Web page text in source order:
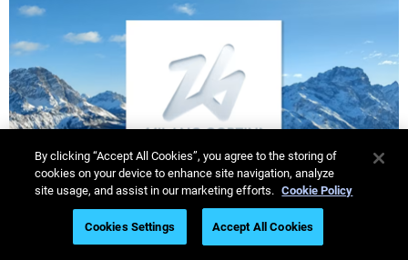
By clicking “Accept All Cookies”, you agree to the storing of
cookies on your device to enhance site navigation, analyze
site usage, and assist in our marketing efforts. Cookie Policy
Cookies Settings Accept All Cookies